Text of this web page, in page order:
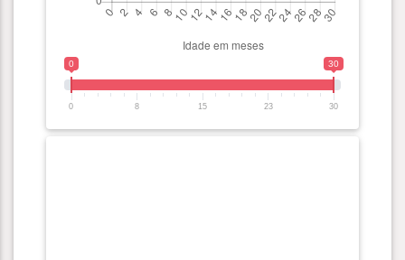
0 30
0 8 15 23 30